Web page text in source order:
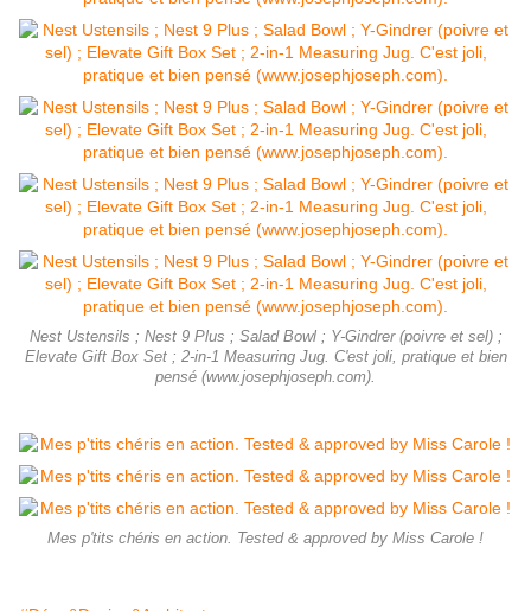
Nest Ustensils ; Nest 9 Plus ; Salad Bowl ; Y-Gindrer (poivre et sel) ;
Elevate Gift Box Set ; 2-in-1 Measuring Jug. C'est joli, pratique et bien
pensé (www.josephjoseph.com).
Mes p'tits chéris en action. Tested & approved by Miss Carole !